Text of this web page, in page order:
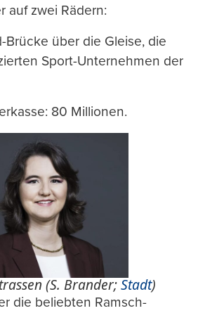
auf zwei Rädern:
Brücke über die Gleise, die
Sport-Unternehmen der
80 Millionen.
(S. Brander;Stadt)
die beliebten Ramsch-